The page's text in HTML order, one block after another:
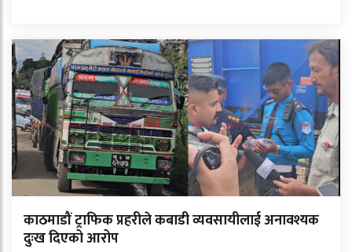
काठमाडौं ट्राफिक प्रहरीले कबाडी व्यवसायीलाई अनावश्यक
दुःख दिएको आरोप